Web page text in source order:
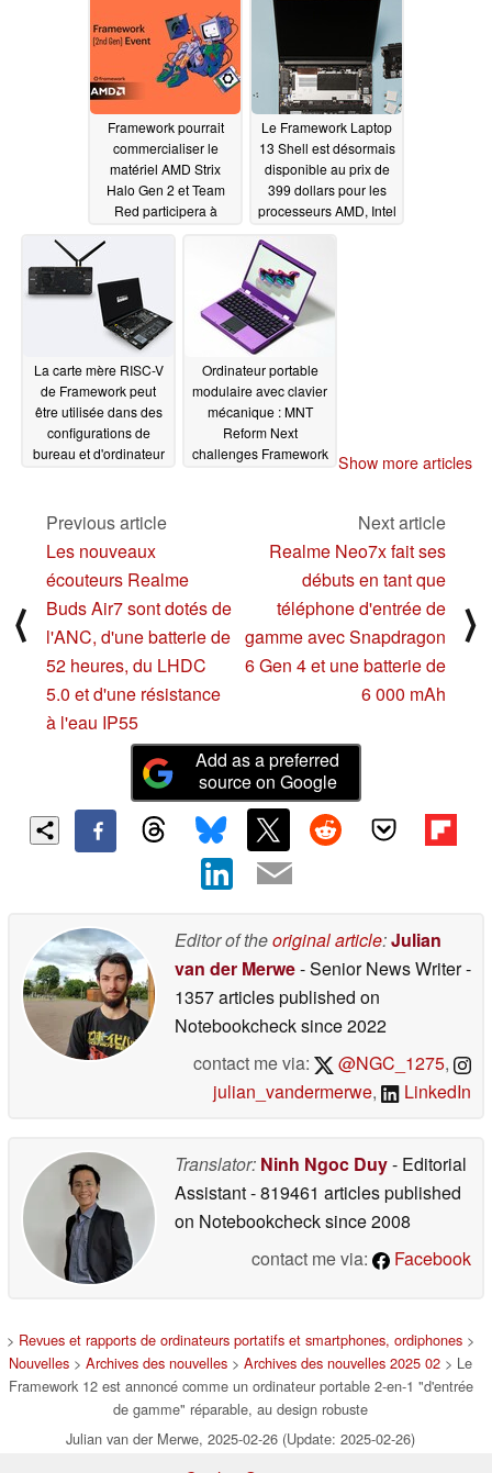
Framework pourrait
commercialiser le
matériel AMD Strix
Halo Gen 2 et Team
Red participera à
lancement de la Gen 2
le 25 février
Le Framework Laptop
13 Shell est désormais
disponible au prix de
399 dollars pour les
processeurs AMD, Intel
La carte mère RISC-V
de Framework peut
être utilisée dans des
configurations de
bureau et d'ordinateur
Ordinateur portable
modulaire avec clavier
mécanique : MNT
Reform Next
challenges Framework Show more articles
⟨
Previous article
Les nouveaux
écouteurs Realme
Buds Air7 sont dotés de
l'ANC, d'une batterie de
52 heures, du LHDC
5.0 et d'une résistance
à l'eau IP55
Next article
Realme Neo7x fait ses
débuts en tant que
téléphone d'entrée de
gamme avec Snapdragon
6 Gen 4 et une batterie de
6 000 mAh
⟩
Add as a preferred
source on Google
Editor of theoriginal article:Julian
van der Merwe- Senior News Writer-
1357 articles published on
Notebookchecksince 2022
contact me via:
@NGC_1275,
julian_vandermerwe, LinkedIn
Translator: Ninh Ngoc Duy- Editorial
Assistant- 819461 articles published
on Notebookchecksince 2008
contact me via:
Facebook
> Revues et rapports de ordinateurs portatifs et smartphones, ordiphones >
Nouvelles > Archives des nouvelles > Archives des nouvelles 2025 02 > Le
Framework 12 est annoncé comme un ordinateur portable 2-en-1 "d'entrée
de gamme" réparable, au design robuste
Julian van der Merwe, 2025-02-26 (Update: 2025-02-26)